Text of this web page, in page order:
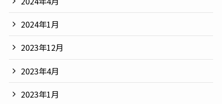
2024年1月
2023年12月
2023年4月
2023年1月